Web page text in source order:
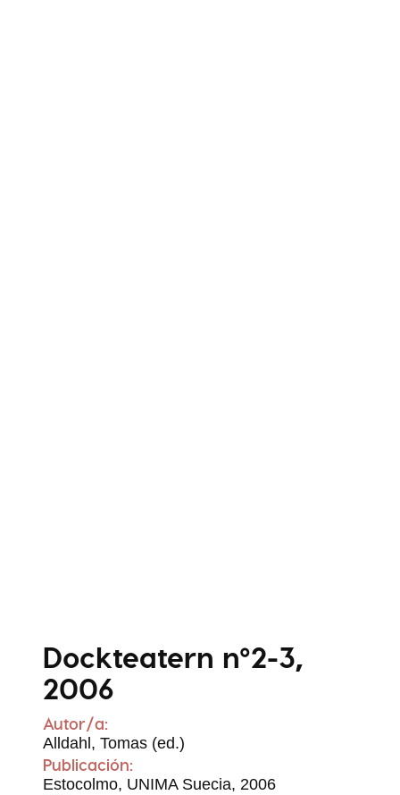
Dockteatern nº2-3,
2006
Autor/a:
Alldahl, Tomas (ed.)
Publicación:
Estocolmo, UNIMA Suecia, 2006